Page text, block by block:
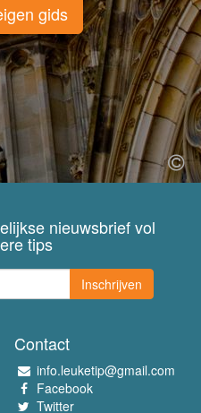
gids
nieuwsbrief vol
tips
Inschrijven
Contact
info.leuketip@gmail.com
Facebook
Twitter